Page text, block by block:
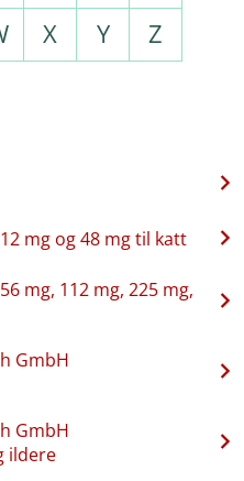
X Y Z
mg og 48 mg til katt
mg, 112 mg, 225 mg,
GmbH
GmbH
ildere